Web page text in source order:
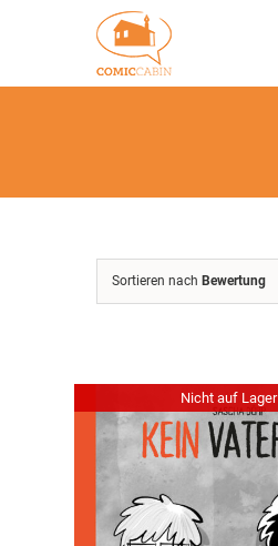
springen
Sortieren nach Bewertung
Nicht auf Lager